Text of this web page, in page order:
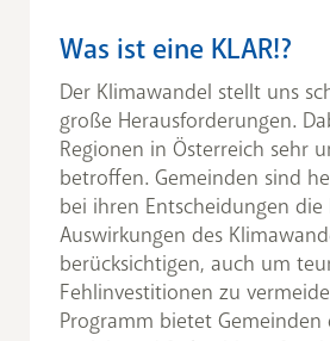
Was ist eine KLAR!?
Der Klimawandel stellt uns
große Herausforderungen.
Regionen in Österreich sehr
betroffen. Gemeinden sind
bei ihren Entscheidungen die
Auswirkungen des
berücksichtigen, auch um
Fehlinvestitionen zu
Programm bietet Gemeinden